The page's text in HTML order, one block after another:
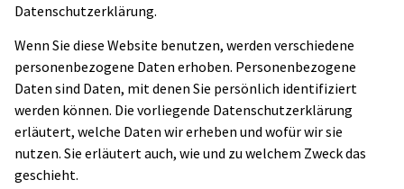
Datenschutzerklärung.
Wenn Sie diese Website benutzen, werden verschiedene
personenbezogene Daten erhoben. Personenbezogene
Daten sind Daten, mit denen Sie persönlich identifiziert
werden können. Die vorliegende Datenschutzerklärung
erläutert, welche Daten wir erheben und wofür wir sie
nutzen. Sie erläutert auch, wie und zu welchem Zweck das
geschieht.